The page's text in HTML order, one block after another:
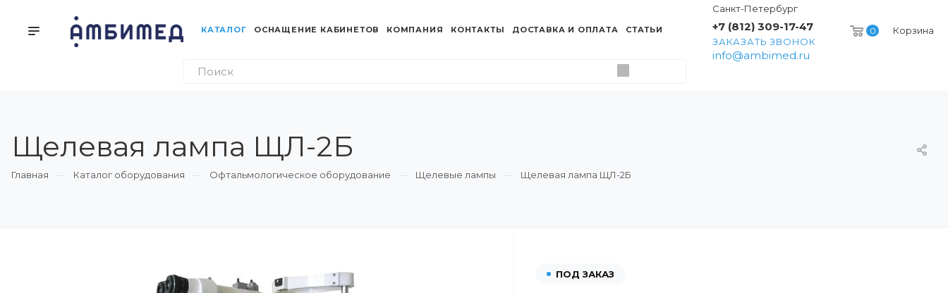
0 Корзина
Санкт-Петербург
+7 (812) 309-17-47
ЗАКАЗАТЬ ЗВОНОК
info@ambimed.ru
КАТАЛОГ ОСНАЩЕНИЕ КАБИНЕТОВ КОМПАНИЯ КОНТАКТЫ ДОСТАВКА И ОПЛАТА СТАТЬИ
Щелевая лампа ЩЛ-2Б
Главная Каталог оборудования Офтальмологическое оборудование Щелевые лампы Щелевая лампа ЩЛ-2Б
ПОД ЗАКАЗ